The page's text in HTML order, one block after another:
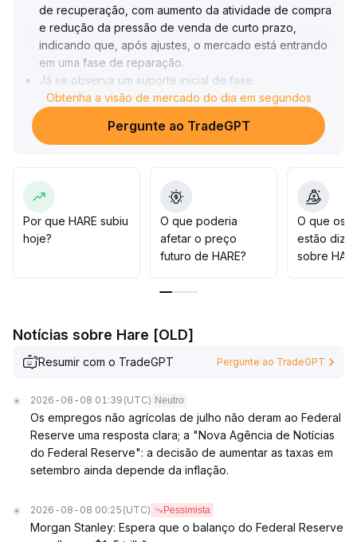
de recuperação, com aumento da atividade de compra
e redução da pressão de venda de curto prazo,
indicando que, após ajustes, o mercado está entrando
em uma fase de reparação.
Já se observa um suporte inicial de fase
Porém, a tendência de alta ainda depende de o preço
se firmar acima das médias móveis centrais e dos
principais níveis de resistência (atenção ao intervalo
nas próximas sessões para confirmar a continuidade da
tendência
Estratégia recomendada: Antes de sinais claros de
reversão, mantenha controle sobre a exposição e
posicione o stop loss abaixo de 0,032.
posição visando capturar Beta de médio a longo prazo
Obtenha a visão de mercado do dia em segundos
Pergunte ao TradeGPT
Por que HARE subiu
hoje?
O que poderia
afetar o preço
futuro de HARE?
O que os
estão
sobre
Notícias sobre Hare [OLD]
Resumir com o TradeGPT Pergunte ao TradeGPT
2026-08-08 01:39 (UTC) Neutro
Os empregos não agrícolas de julho não deram ao Federal
Reserve uma resposta clara; a "Nova Agência de Notícias
do Federal Reserve": a decisão de aumentar as taxas em
setembro ainda depende da inflação.
2026-08-08 00:25 (UTC) Pessimista
Morgan Stanley: Espera que o balanço do Federal Reserve